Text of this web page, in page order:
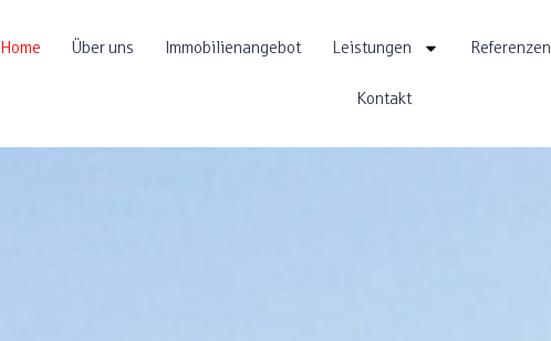
Home Über uns Immobilienangebot Leistungen Referenzen
Kontakt